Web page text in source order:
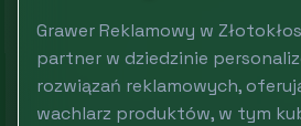
Grawer Reklamowy w
partner w dziedzinie
rozwiązań reklamowych,
wachlarz produktów, w tym